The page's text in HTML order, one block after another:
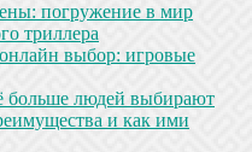
погружение в мир
триллера
выбор: игровые
больше людей выбирают
и как ими